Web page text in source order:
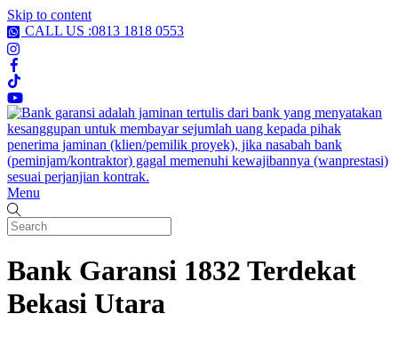
Skip to content
CALL US :0813 1818 0553
Menu
Bank Garansi 1832 Terdekat
Bekasi Utara